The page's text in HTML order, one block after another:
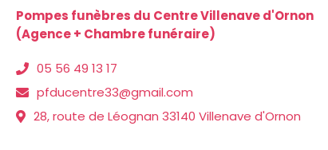
Pompes funèbres du Centre Villenave d'Ornon
(Agence + Chambre funéraire)
05 56 49 13 17
pfducentre33@gmail.com
28, route de Léognan 33140 Villenave d'Ornon